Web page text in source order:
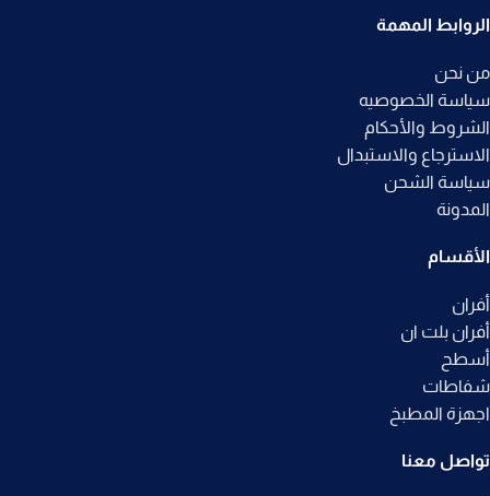
الروابط المهمة
من نحن
سياسة الخصوصيه
الشروط والأحكام
الاسترجاع والاستبدال
سياسة الشحن
المدونة
الأقسام
أفران
أفران بلت ان
أسطح
شفاطات
اجهزة المطبخ
تواصل معنا